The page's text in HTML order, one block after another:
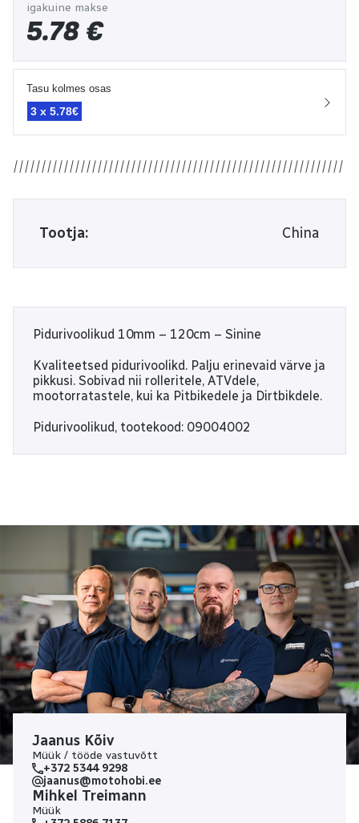
Jaanus Kõiv
Müük / tööde vastuvõtt
+372 5344 9298
jaanus@motohobi.ee
Mihkel Treimann
Müük
igakuine makse
5.78€
Tasu kolmes osas
3 x 5.78€
Tootja: China
Pidurivoolikud 10mm – 120cm – Sinine
Kvaliteetsed pidurivoolikd. Palju erinevaid värve ja
pikkusi. Sobivad nii rolleritele, ATVdele,
mootorratastele, kui ka Pitbikedele ja Dirtbikdele.
Pidurivoolikud, tootekood: 09004002